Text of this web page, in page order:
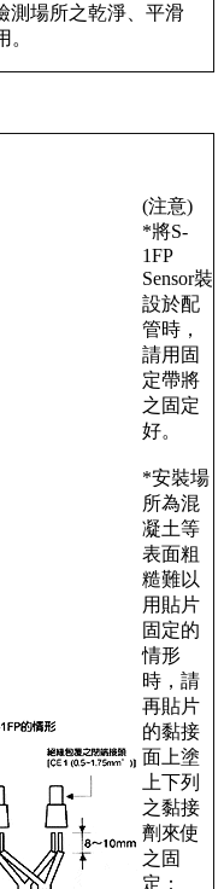
測場所之乾淨、平滑
(注意)
*將S-
1FP
Sensor裝
設於配
管時，
請用固
定帶將
之固定
好。
*安裝場
所為混
凝土等
表面粗
糙難以
用貼片
固定的
情形
時，請
再貼片
的黏接
面上塗
上下列
之黏接
劑來使
之固
定：